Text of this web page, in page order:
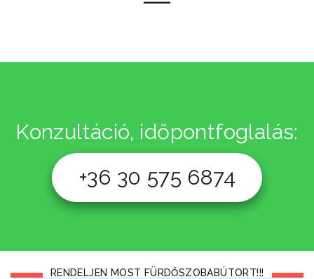
Konzultáció, időpontfoglalás:
+36 30 575 6874
RENDELJEN MOST FÜRDŐSZOBABÚTORT!!!